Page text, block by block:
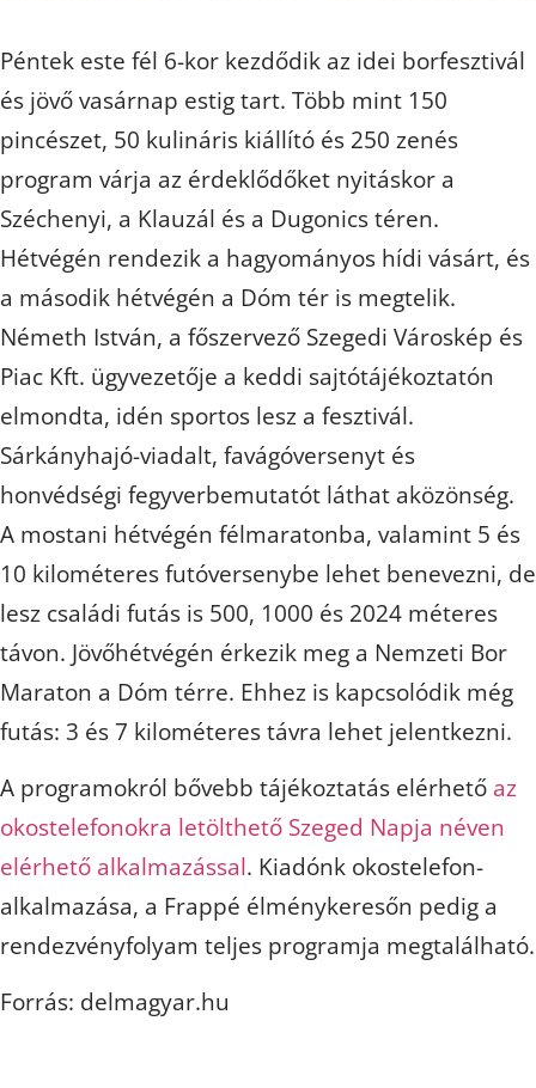
Péntek este fél 6-kor kezdődik az idei borfesztivál
és jövő vasárnap estig tart. Több mint 150
pincészet, 50 kulináris kiállító és 250 zenés
program várja az érdeklődőket nyitáskor a
Széchenyi, a Klauzál és a Dugonics téren.
Hétvégén rendezik a hagyományos hídi vásárt, és
a második hétvégén a Dóm tér is megtelik.
Németh István, a főszervező Szegedi Városkép és
Piac Kft. ügyvezetője a keddi sajtótájékoztatón
elmondta, idén sportos lesz a fesztivál.
Sárkányhajó-viadalt, favágóversenyt és
honvédségi fegyverbemutatót láthat aközönség.
A mostani hétvégén félmaratonba, valamint 5 és
10 kilométeres futóversenybe lehet benevezni, de
lesz családi futás is 500, 1000 és 2024 méteres
távon. Jövőhétvégén érkezik meg a Nemzeti Bor
Maraton a Dóm térre. Ehhez is kapcsolódik még
futás: 3 és 7 kilométeres távra lehet jelentkezni.
A programokról bővebb tájékoztatás elérhető az
okostelefonokra letölthető Szeged Napja néven
elérhető alkalmazással. Kiadónk okostelefon-
alkalmazása, a Frappé élménykeresőn pedig a
rendezvényfolyam teljes programja megtalálható.
Forrás: delmagyar.hu